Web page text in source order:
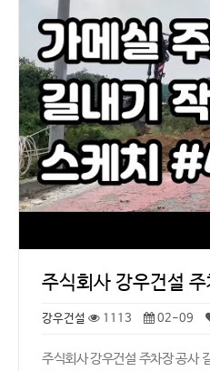
주식회사 강우건설
강우건설 1113 02-09
주식회사 강우건설 주차장 공사